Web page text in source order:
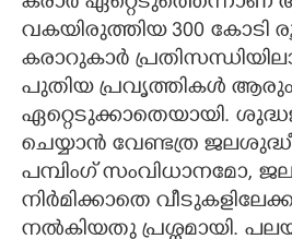
വകയിരുത്തിയ 300 കോടി
കരാറുകാർ
പുതിയ പ്രവൃത്തികൾ ആരും
ഏറ്റെടുക്കാതെയായി.
ചെയ്യാൻ വേണ്ടത്ര
പമ്പിംഗ് സംവിധാനമോ,
നിർമിക്കാതെ
നൽകിയതു പ്രശ്നമായി.